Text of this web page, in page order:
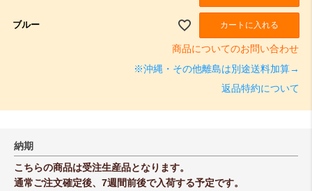
ブルー カートに入れる
商品についてのお問い合わせ
※沖縄・その他離島は別途送料加算→
返品特約について
納期
こちらの商品は受注生産品となります。
通常ご注文確定後、7週間前後で入荷する予定です。